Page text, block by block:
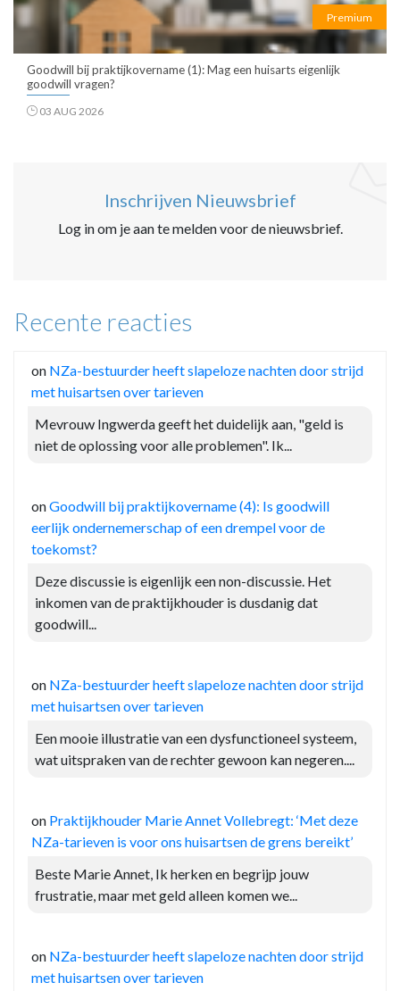
Premium
Goodwill bij praktijkovername (1): Mag een huisarts eigenlijk
goodwill vragen?
03 AUG 2026
Inschrijven Nieuwsbrief
Log in om je aan te melden voor de nieuwsbrief.
Recente reacties
on NZa-bestuurder heeft slapeloze nachten door strijd
met huisartsen over tarieven
Mevrouw Ingwerda geeft het duidelijk aan, "geld is
niet de oplossing voor alle problemen". Ik...
onGoodwill bij praktijkovername (4): Is goodwill
eerlijk ondernemerschap of een drempel voor de
toekomst?
Deze discussie is eigenlijk een non-discussie. Het
inkomen van de praktijkhouder is dusdanig dat
goodwill...
on NZa-bestuurder heeft slapeloze nachten door strijd
met huisartsen over tarieven
Een mooie illustratie van een dysfunctioneel systeem,
wat uitspraken van de rechter gewoon kan negeren....
on Praktijkhouder Marie Annet Vollebregt: ‘Met deze
NZa-tarieven is voor ons huisartsen de grens bereikt’
Beste Marie Annet, Ik herken en begrijp jouw
frustratie, maar met geld alleen komen we...
on NZa-bestuurder heeft slapeloze nachten door strijd
met huisartsen over tarieven